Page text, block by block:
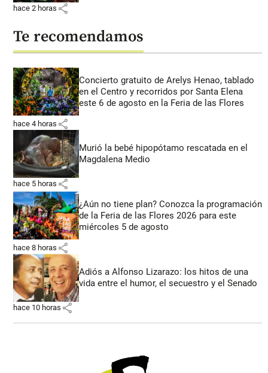
hace 2 horas share
Te recomendamos
Concierto gratuito de Arelys Henao, tablado
en el Centro y recorridos por Santa Elena
este 6 de agosto en la Feria de las Flores
hace 4 horas share
Murió la bebé hipopótamo rescatada en el
Magdalena Medio
hace 5 horas share
¿Aún no tiene plan? Conozca la programación
de la Feria de las Flores 2026 para este
miércoles 5 de agosto
hace 8 horas share
Adiós a Alfonso Lizarazo: los hitos de una
vida entre el humor, el secuestro y el Senado
hace 10 horas share